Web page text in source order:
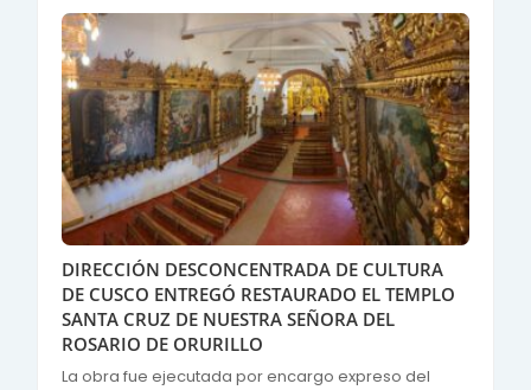
DIRECCIÓN DESCONCENTRADA DE CULTURA
DE CUSCO ENTREGÓ RESTAURADO EL TEMPLO
SANTA CRUZ DE NUESTRA SEÑORA DEL
ROSARIO DE ORURILLO
La obra fue ejecutada por encargo expreso del